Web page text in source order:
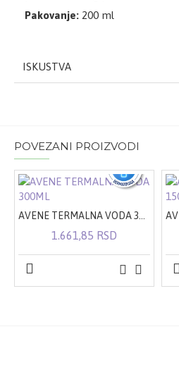
Pakovanje: 200 ml
ISKUSTVA
POVEZANI PROIZVODI
AVENE TERMALNA VODA 300ML
1.661,85 RSD